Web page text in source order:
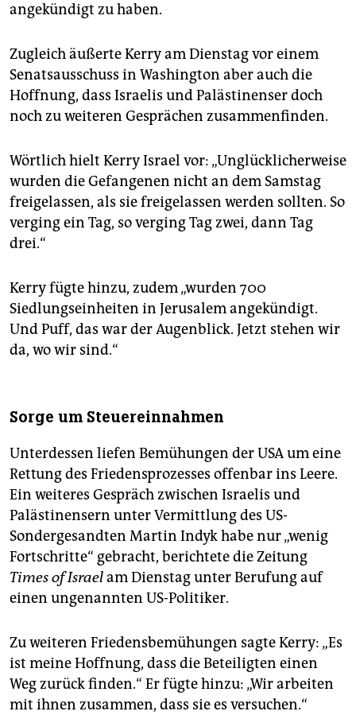
epaper login
angekündigt zu haben.
Zugleich äußerte Kerry am Dienstag vor einem
Senatsausschuss in Washington aber auch die
Hoffnung, dass Israelis und Palästinenser doch
noch zu weiteren Gesprächen zusammenfinden.
Wörtlich hielt Kerry Israel vor: „Unglücklicherweise
wurden die Gefangenen nicht an dem Samstag
freigelassen, als sie freigelassen werden sollten. So
verging ein Tag, so verging Tag zwei, dann Tag
drei.“
Kerry fügte hinzu, zudem „wurden 700
Siedlungseinheiten in Jerusalem angekündigt.
Und Puff, das war der Augenblick. Jetzt stehen wir
da, wo wir sind.“
Sorge um Steuereinnahmen
Unterdessen liefen Bemühungen der USA um eine
Rettung des Friedensprozesses offenbar ins Leere.
Ein weiteres Gespräch zwischen Israelis und
Palästinensern unter Vermittlung des US-
Sondergesandten Martin Indyk habe nur „wenig
Fortschritte“ gebracht, berichtete die Zeitung
Times of Israelam Dienstag unter Berufung auf
einen ungenannten US-Politiker.
Zu weiteren Friedensbemühungen sagte Kerry: „Es
ist meine Hoffnung, dass die Beteiligten einen
Weg zurück finden.“ Er fügte hinzu: „Wir arbeiten
mit ihnen zusammen, dass sie es versuchen.“